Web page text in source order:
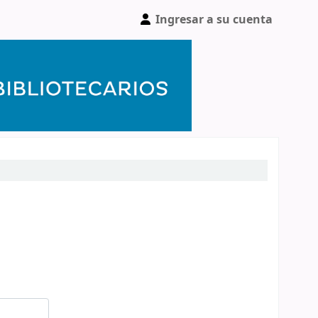
Ingresar a su cuenta